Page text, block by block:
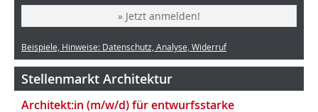
» Jetzt anmelden!
Beispiele, Hinweise: Datenschutz, Analyse, Widerruf
Stellenmarkt Architektur
Architekt:in (m/w/d) für entwurfsstarke